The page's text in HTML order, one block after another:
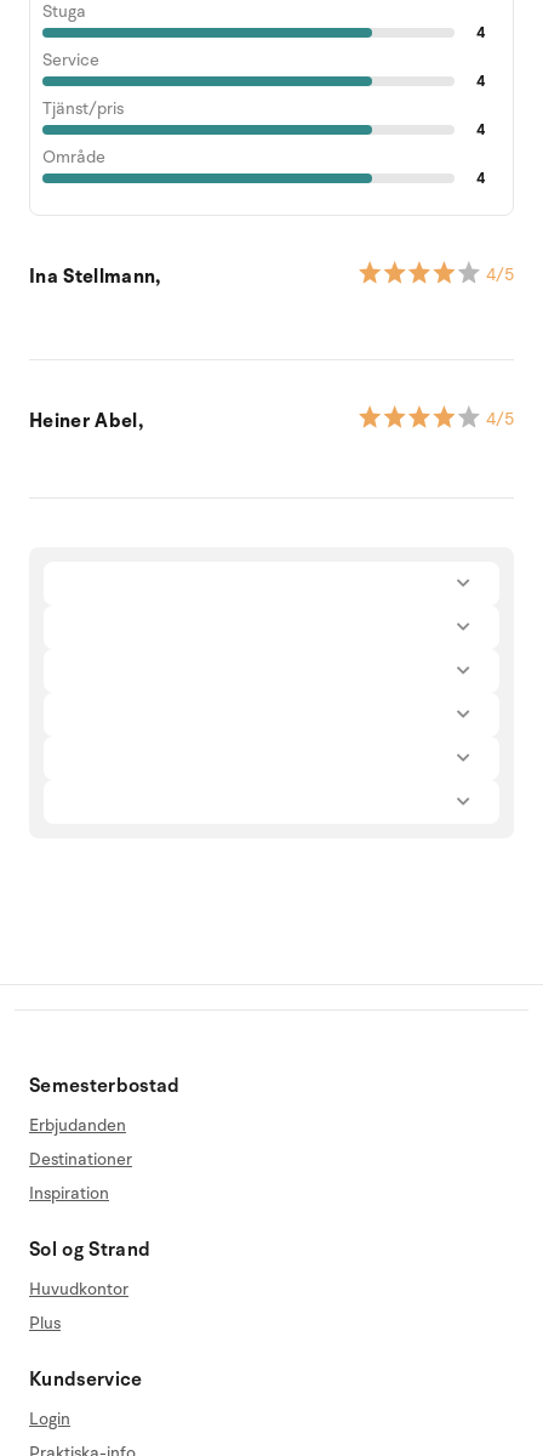
Stuga
4
Service
4
Tjänst/pris
4
Område
4
Ina Stellmann, 4/5
Heiner Abel, 4/5
Semesterbostad
Erbjudanden
Destinationer
Inspiration
Sol og Strand
Huvudkontor
Plus
Kundservice
Login